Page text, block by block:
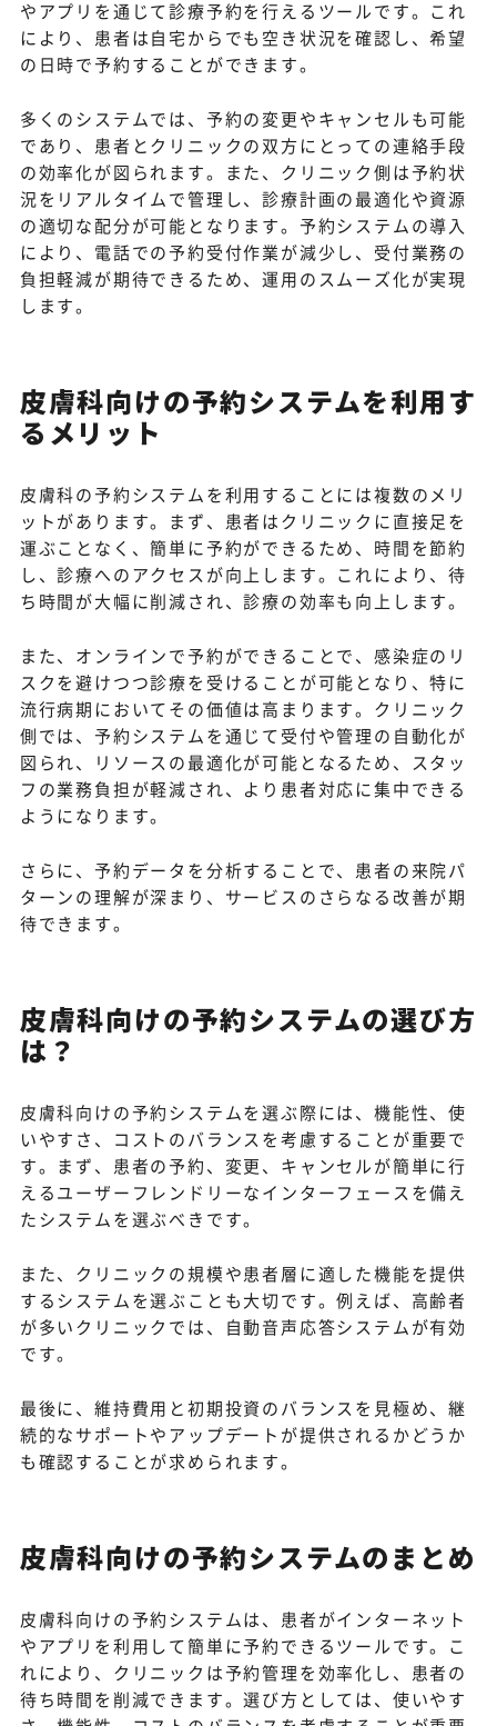
やアプリを通じて診療予約を行えるツールです。これ
により、患者は自宅からでも空き状況を確認し、希望
の日時で予約することができます。
多くのシステムでは、予約の変更やキャンセルも可能
であり、患者とクリニックの双方にとっての連絡手段
の効率化が図られます。また、クリニック側は予約状
況をリアルタイムで管理し、診療計画の最適化や資源
の適切な配分が可能となります。予約システムの導入
により、電話での予約受付作業が減少し、受付業務の
負担軽減が期待できるため、運用のスムーズ化が実現
します。
皮膚科向けの予約システムを利用す
るメリット
皮膚科の予約システムを利用することには複数のメリ
ットがあります。まず、患者はクリニックに直接足を
運ぶことなく、簡単に予約ができるため、時間を節約
し、診療へのアクセスが向上します。これにより、待
ち時間が大幅に削減され、診療の効率も向上します。
また、オンラインで予約ができることで、感染症のリ
スクを避けつつ診療を受けることが可能となり、特に
流行病期においてその価値は高まります。クリニック
側では、予約システムを通じて受付や管理の自動化が
図られ、リソースの最適化が可能となるため、スタッ
フの業務負担が軽減され、より患者対応に集中できる
ようになります。
さらに、予約データを分析することで、患者の来院パ
ターンの理解が深まり、サービスのさらなる改善が期
待できます。
皮膚科向けの予約システムの選び方
は？
皮膚科向けの予約システムを選ぶ際には、機能性、使
いやすさ、コストのバランスを考慮することが重要で
す。まず、患者の予約、変更、キャンセルが簡単に行
えるユーザーフレンドリーなインターフェースを備え
たシステムを選ぶべきです。
また、クリニックの規模や患者層に適した機能を提供
するシステムを選ぶことも大切です。例えば、高齢者
が多いクリニックでは、自動音声応答システムが有効
です。
最後に、維持費用と初期投資のバランスを見極め、継
続的なサポートやアップデートが提供されるかどうか
も確認することが求められます。
皮膚科向けの予約システムのまとめ
皮膚科向けの予約システムは、患者がインターネット
やアプリを利用して簡単に予約できるツールです。こ
れにより、クリニックは予約管理を効率化し、患者の
待ち時間を削減できます。選び方としては、使いやす